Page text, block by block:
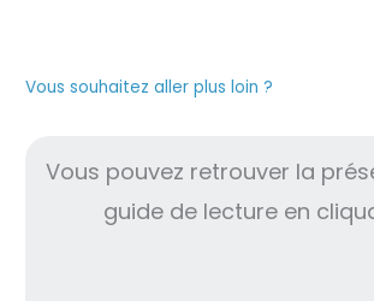
Vous souhaitez aller plus loin ?
Vous pouvez retrouver la
guide de lecture en